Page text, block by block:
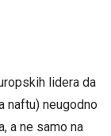
lidera da
naftu) neugodno
a ne samo na